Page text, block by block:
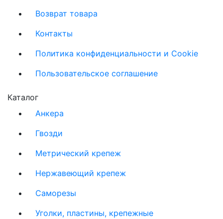
Возврат товара
Контакты
Политика конфиденциальности и Cookie
Пользовательское соглашение
Каталог
Анкера
Гвозди
Метрический крепеж
Нержавеющий крепеж
Саморезы
Уголки, пластины, крепежные